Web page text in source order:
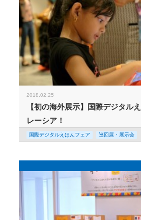
2018.02.25
【初の海外展示】国際デジタル
レーシア！
国際デジタルえほんフェア 巡回展・展示会